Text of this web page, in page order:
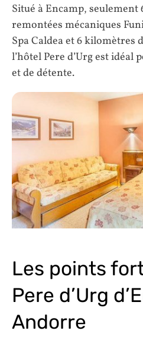
Situé à Encamp, seulement
remontées mécaniques
Spa Caldea et 6 kilomètres
l’hôtel Pere d’Urg est idéal
et de détente.
Les points
Pere d’Urg
Andorre